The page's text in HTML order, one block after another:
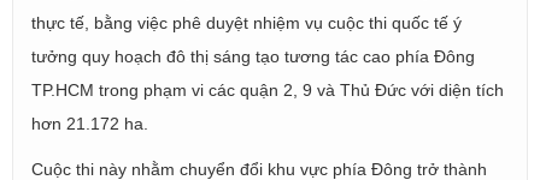
thực tế, bằng việc phê duyệt nhiệm vụ cuộc thi quốc tế ý
tưởng quy hoạch đô thị sáng tạo tương tác cao phía Đông
TP.HCM trong phạm vi các quận 2, 9 và Thủ Đức với diện tích
hơn 21.172 ha.
Cuộc thi này nhằm chuyển đổi khu vực phía Đông trở thành